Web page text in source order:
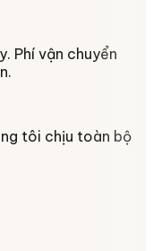
Phí vận chuyển
tôi chịu toàn bộ